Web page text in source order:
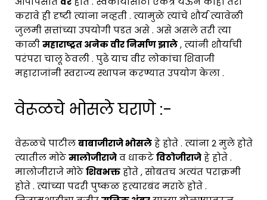
करावे ही दृष्टी त्यांना नव्हती . त्यामुळे त्यांचे शौर्य त्यावेळी
जुलमी सत्तांच्या उपयोगी पडत असे . असे असले तरी त्या
काळीमहाराष्ट्रत अनेक वीर निर्माण झाले, त्यांनी शौर्याची
परंपरा चालू ठेवली . पुढे याच वीर लोकांचा शिवाजी
महाराजांनी स्वराज्य स्थापन करण्यात उपयोग केला .
वेरूळचे भोसले घराणे :-
वेरुळचे पाटीलबाबाजीराजे भोसलेहे होते . त्यांना 2 मुले होते
त्यातील मोठेमालोजीराजेव धाकटेविठोजीराजेहे होते .
मालोजीराजे मोठेशिवभक्तहोते , सोबतच अत्यंत पराक्रमी
होते . त्यांच्या पदरी पुष्कळ हत्यारबंद मराठे होते .